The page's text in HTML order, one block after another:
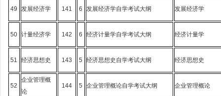
49 发展经济学 141 6 发展经济学自学考试大纲 发展经济学
50 计量经济学 142 6 经济计量学自学考试大纲 经济计量学
51 经济思想史 143 5 经济思想史自学考试大纲 经济思想史
52
企业管理概
论
144 5 企业管理概论自学考试大纲 企业管理概论